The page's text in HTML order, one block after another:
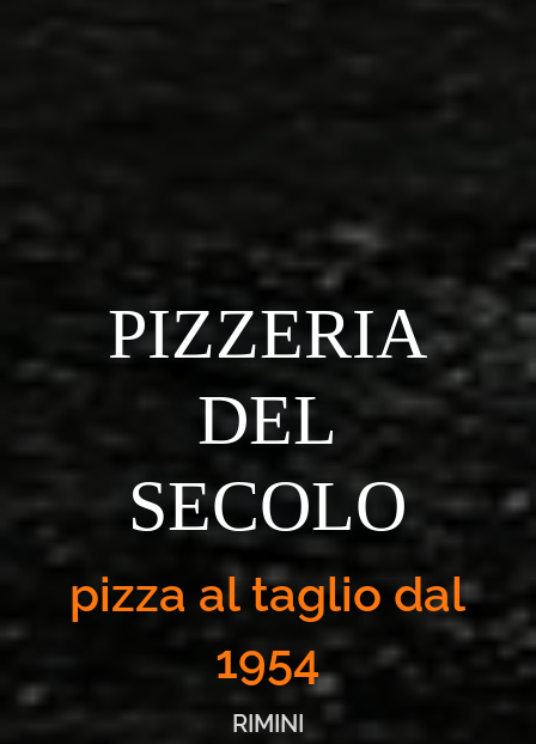
PIZZERIA
DEL
SECOLO
pizza al taglio dal
1954
RIMINI